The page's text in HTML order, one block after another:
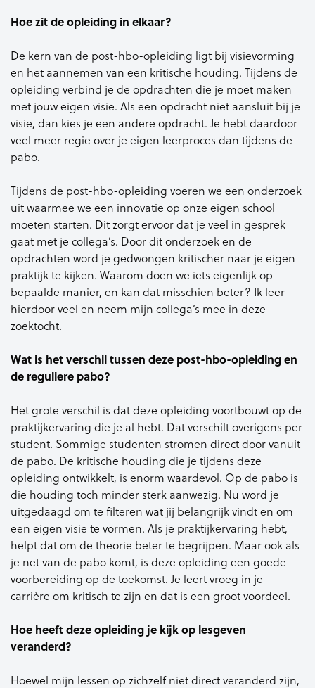
Hoe zit de opleiding in elkaar?
De kern van de post-hbo-opleiding ligt bij visievorming
en het aannemen van een kritische houding. Tijdens de
opleiding verbind je de opdrachten die je moet maken
met jouw eigen visie. Als een opdracht niet aansluit bij je
visie, dan kies je een andere opdracht. Je hebt daardoor
veel meer regie over je eigen leerproces dan tijdens de
pabo.
Tijdens de post-hbo-opleiding voeren we een onderzoek
uit waarmee we een innovatie op onze eigen school
moeten starten. Dit zorgt ervoor dat je veel in gesprek
gaat met je collega’s. Door dit onderzoek en de
opdrachten word je gedwongen kritischer naar je eigen
praktijk te kijken. Waarom doen we iets eigenlijk op
bepaalde manier, en kan dat misschien beter? Ik leer
hierdoor veel en neem mijn collega’s mee in deze
zoektocht.
Wat is het verschil tussen deze post-hbo-opleiding en
de reguliere pabo?
Het grote verschil is dat deze opleiding voortbouwt op de
praktijkervaring die je al hebt. Dat verschilt overigens per
student. Sommige studenten stromen direct door vanuit
de pabo. De kritische houding die je tijdens deze
opleiding ontwikkelt, is enorm waardevol. Op de pabo is
die houding toch minder sterk aanwezig. Nu word je
uitgedaagd om te filteren wat jij belangrijk vindt en om
een eigen visie te vormen. Als je praktijkervaring hebt,
helpt dat om de theorie beter te begrijpen. Maar ook als
je net van de pabo komt, is deze opleiding een goede
voorbereiding op de toekomst. Je leert vroeg in je
carrière om kritisch te zijn en dat is een groot voordeel.
Hoe heeft deze opleiding je kijk op lesgeven
veranderd?
Hoewel mijn lessen op zichzelf niet direct veranderd zijn,